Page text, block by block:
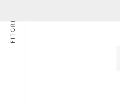
FITGRESS